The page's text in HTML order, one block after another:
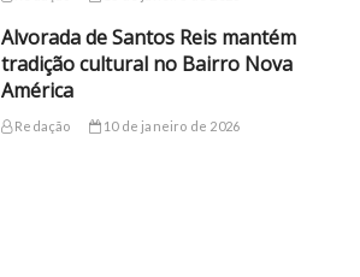
Alvorada de Santos Reis mantém
tradição cultural no Bairro Nova
América
Redação 10 de janeiro de 2026